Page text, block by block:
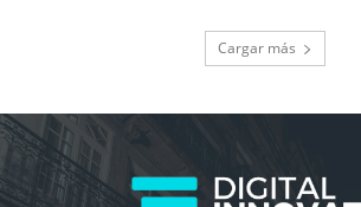
Cargar más